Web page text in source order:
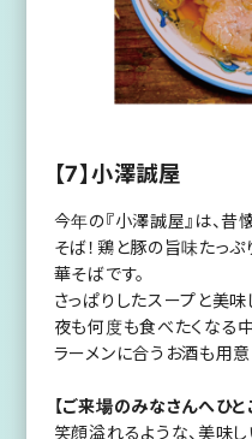
【7】小澤誠屋
今年の『小澤誠屋』は、
そば！鶏と豚の旨味たっ
華そばです。
さっぱりしたスープと美
夜も何度も食べたくなる
ラーメンに合うお酒も用意
【ご来場のみなさんへひとこ
笑顔溢れるような、美味